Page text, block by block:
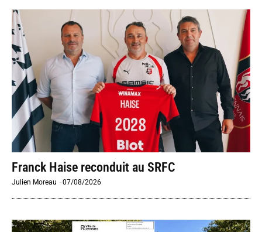
Franck Haise reconduit au SRFC
Julien Moreau -07/08/2026